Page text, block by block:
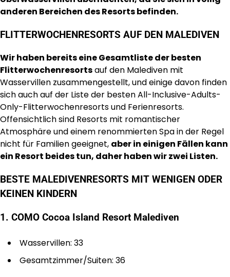
anderen Bereichen des Resorts befinden.
FLITTERWOCHENRESORTS AUF DEN MALEDIVEN
Wir haben bereits eine Gesamtliste der besten
Flitterwochenresortsauf den Malediven mit
Wasservillen zusammengestellt, und einige davon finden
sich auch auf der Liste der besten All-Inclusive-Adults-
Only-Flitterwochenresorts und Ferienresorts.
Offensichtlich sind Resorts mit romantischer
Atmosphäre und einem renommierten Spa in der Regel
nicht für Familien geeignet, aber in einigen Fällen kann
ein Resort beides tun, daher haben wir zwei Listen.
BESTE MALEDIVENRESORTS MIT WENIGEN ODER
KEINEN KINDERN
1. COMO Cocoa Island Resort Malediven
Wasservillen: 33
Gesamtzimmer/Suiten: 36